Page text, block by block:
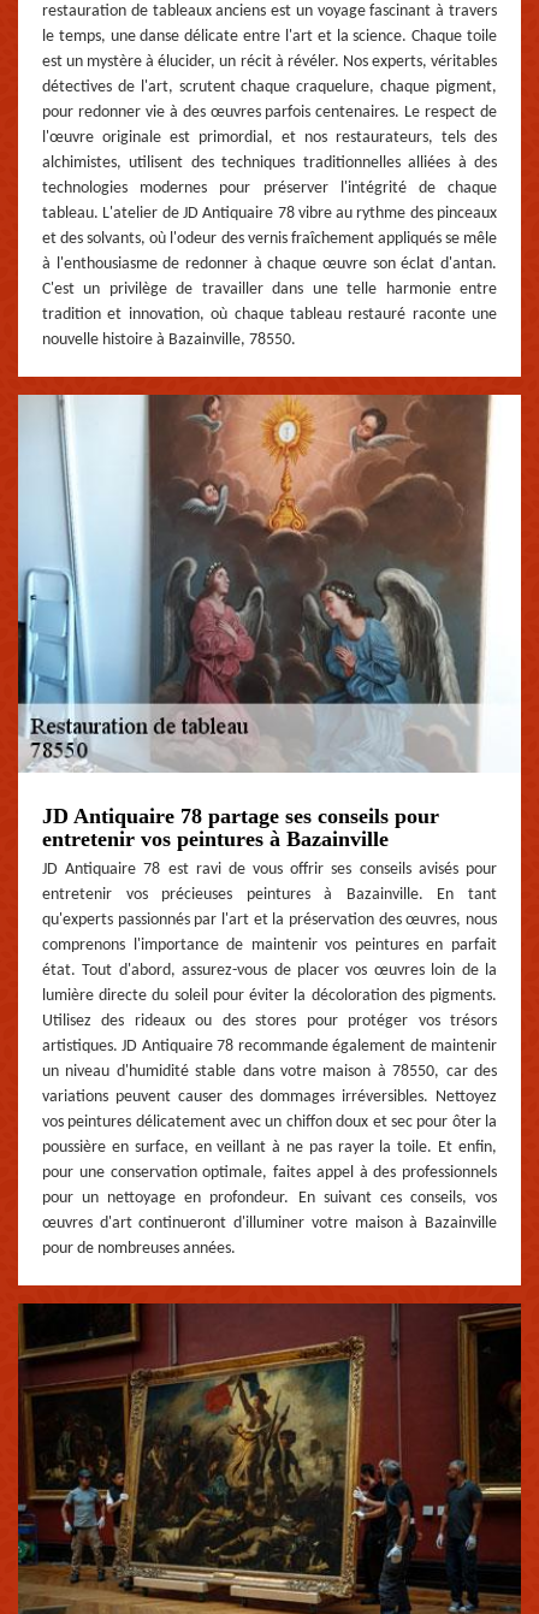
restauration de tableaux anciens est un voyage fascinant à travers
le temps, une danse délicate entre l'art et la science. Chaque toile
est un mystère à élucider, un récit à révéler. Nos experts, véritables
détectives de l'art, scrutent chaque craquelure, chaque pigment,
pour redonner vie à des œuvres parfois centenaires. Le respect de
l'œuvre originale est primordial, et nos restaurateurs, tels des
alchimistes, utilisent des techniques traditionnelles alliées à des
technologies modernes pour préserver l'intégrité de chaque
tableau. L'atelier de JD Antiquaire 78 vibre au rythme des pinceaux
et des solvants, où l'odeur des vernis fraîchement appliqués se mêle
à l'enthousiasme de redonner à chaque œuvre son éclat d'antan.
C'est un privilège de travailler dans une telle harmonie entre
tradition et innovation, où chaque tableau restauré raconte une
nouvelle histoire à Bazainville, 78550.
JD Antiquaire 78 partage ses conseils pour
entretenir vos peintures à Bazainville
JD Antiquaire 78 est ravi de vous offrir ses conseils avisés pour
entretenir vos précieuses peintures à Bazainville. En tant
qu'experts passionnés par l'art et la préservation des œuvres, nous
comprenons l'importance de maintenir vos peintures en parfait
état. Tout d'abord, assurez-vous de placer vos œuvres loin de la
lumière directe du soleil pour éviter la décoloration des pigments.
Utilisez des rideaux ou des stores pour protéger vos trésors
artistiques. JD Antiquaire 78 recommande également de maintenir
un niveau d'humidité stable dans votre maison à 78550, car des
variations peuvent causer des dommages irréversibles. Nettoyez
vos peintures délicatement avec un chiffon doux et sec pour ôter la
poussière en surface, en veillant à ne pas rayer la toile. Et enfin,
pour une conservation optimale, faites appel à des professionnels
pour un nettoyage en profondeur. En suivant ces conseils, vos
œuvres d'art continueront d'illuminer votre maison à Bazainville
pour de nombreuses années.